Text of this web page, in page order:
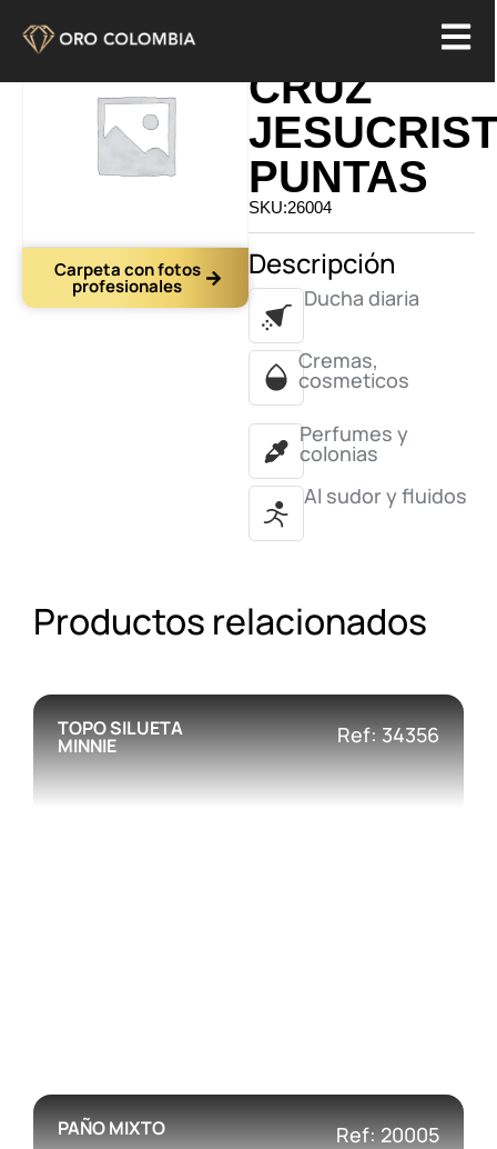
Carpeta con fotos
profesionales
CRUZ
PUNTAS
SKU:26004
Descripción
Ducha diaria
Cremas,
cosmeticos
Perfumes y
colonias
Al sudor y fluidos
Productos relacionados
TOPO SILUETA
MINNIE Ref: 34356
PAÑO MIXTO Ref: 20005